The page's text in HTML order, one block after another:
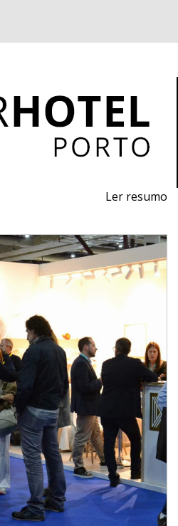
Ler resumo
de l'Équipement, des
- EXPONOR, Matosinhos,
à 19h